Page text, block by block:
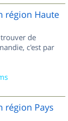
région Haute
de
c'est par
région Pays